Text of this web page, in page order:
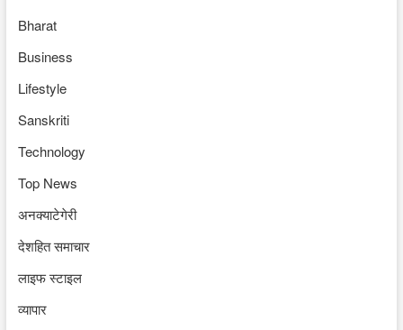
Bharat
Business
Lifestyle
Sanskriti
Technology
Top News
अनक्याटेगेरी
देशहित समाचार
लाइफ स्टाइल
व्यापार